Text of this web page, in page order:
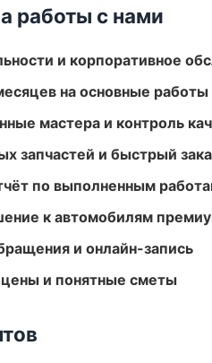
работы с нами
и корпоративное
на основные работы
мастера и контроль
запчастей и быстрый
по выполненным
к автомобилям
и онлайн-запись
и понятные сметы